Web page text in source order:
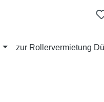
zur Rollervermietung